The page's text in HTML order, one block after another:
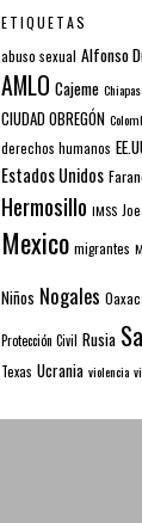
ETIQUETAS
abuso sexual Alfonso
AMLO Cajeme Chiapas
CIUDAD OBREGÓN
derechos humanos
Estados Unidos
Hermosillo IMSS
Mexico migrantes
Niños Nogales
Protección Civil Rusia
Texas Ucrania violencia